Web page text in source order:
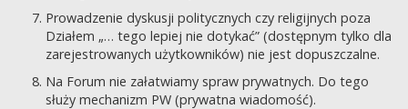
Prowadzenie dyskusji politycznych czy religijnych poza
Działem „… tego lepiej nie dotykać” (dostępnym tylko dla
zarejestrowanych użytkowników) nie jest dopuszczalne.
Na Forum nie załatwiamy spraw prywatnych. Do tego
służy mechanizm PW (prywatna wiadomość).